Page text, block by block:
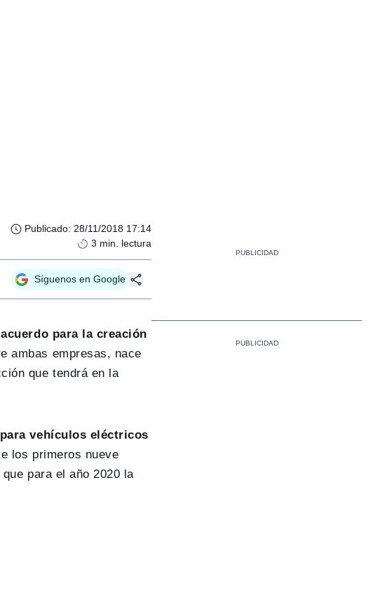
Publicado: 28/11/2018 17:14
3 min. lectura
Síguenos en Google
para la creación
ambas empresas, nace
que tendrá en la
vehículos eléctricos
los primeros nueve
para el año 2020 la